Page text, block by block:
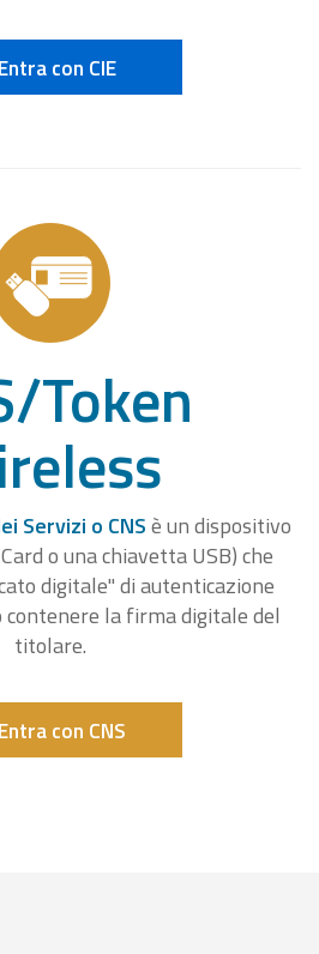
Entra con CIE
Token
Servizi o CNSè un dispositivo
o una chiavetta USB) che
digitale" di autenticazione
contenere la firma digitale del
titolare.
Entra con CNS